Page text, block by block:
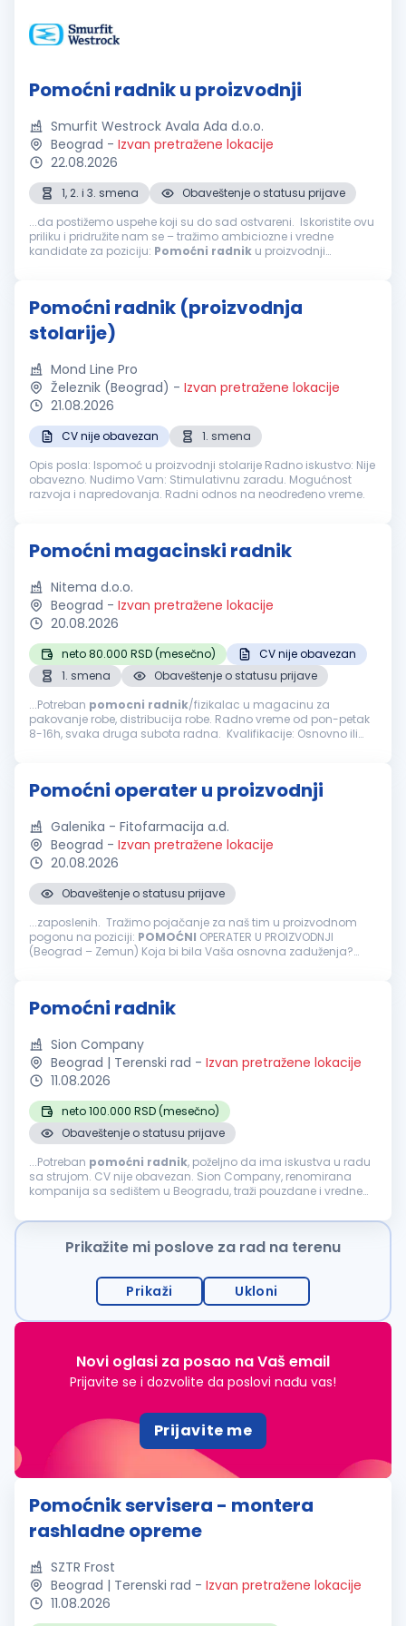
Pomoćni radnik u proizvodnji
Smurfit Westrock Avala Ada d.o.o.
Beograd - Izvan pretražene lokacije
22.08.2026
1, 2. i 3. smena
Obaveštenje o statusu prijave
...da postižemo uspehe koji su do sad ostvareni. Iskoristite ovu
priliku i pridružite nam se – tražimo ambiciozne i vredne
kandidate za poziciju: Pomoćni radnik u proizvodnji
Pomoćni radnik (proizvodnja
stolarije)
Mond Line Pro
Železnik (Beograd) - Izvan pretražene lokacije
21.08.2026
CV nije obavezan
1. smena
Opis posla: Ispomoć u proizvodnji stolarije Radno iskustvo: Nije
obavezno. Nudimo Vam: Stimulativnu zaradu. Mogućnost
razvoja i napredovanja. Radni odnos na neodređeno vreme.
Pomoćni magacinski radnik
Nitema d.o.o.
Beograd - Izvan pretražene lokacije
20.08.2026
neto 80.000 RSD (mesečno)
CV nije obavezan
1. smena
Obaveštenje o statusu prijave
...Potreban pomocni radnik/fizikalac u magacinu za
pakovanje robe, distribucija robe. Radno vreme od pon-petak
8-16h, svaka druga subota radna. Kvalifikacije: Osnovno ili
Pomoćni operater u proizvodnji
Galenika - Fitofarmacija a.d.
Beograd - Izvan pretražene lokacije
20.08.2026
Obaveštenje o statusu prijave
...zaposlenih. Tražimo pojačanje za naš tim u proizvodnom
pogonu na poziciji: POMOĆNI OPERATER U PROIZVODNJI
(Beograd – Zemun) Koja bi bila Vaša osnovna zaduženja?
Pomoćni radnik
Sion Company
Beograd | Terenski rad - Izvan pretražene lokacije
11.08.2026
neto 100.000 RSD (mesečno)
Obaveštenje o statusu prijave
...Potreban pomoćni radnik, poželjno da ima iskustva u radu
sa strujom. CV nije obavezan. Sion Company, renomirana
kompanija sa sedištem u Beogradu, traži pouzdane i vredne
postanete deo dinamičnog...
Prikažite mi poslove za rad na terenu
Prikaži Ukloni
Novi oglasi za posao na Vaš email
Prijavite se i dozvolite da poslovi nađu vas!
Prijavite me
Pomoćnik servisera - montera
rashladne opreme
SZTR Frost
Beograd | Terenski rad - Izvan pretražene lokacije
11.08.2026